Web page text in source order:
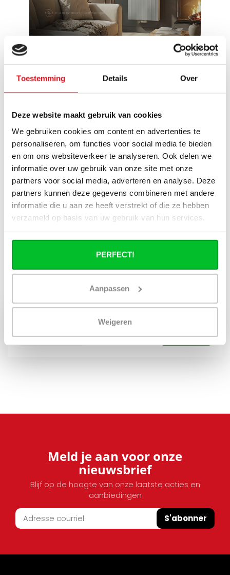
Toestemming Details Over
Deze website maakt gebruik van cookies
We gebruiken cookies om content en advertenties te
personaliseren, om functies voor social media te bieden
en om ons websiteverkeer te analyseren. Ook delen we
informatie over uw gebruik van onze site met onze
partners voor social media, adverteren en analyse. Deze
partners kunnen deze gegevens combineren met andere
informatie die u aan ze heeft verstrekt of die ze hebben
verzameld op basis van uw gebruik van hun services.
PERFECT!
Aanpassen
Weigeren
Reviews
2 évaluations
Schrijf een review
Joost Publié le 5 novembre 2024 at 12:42
Mooie kwaliteit voorplaat, stevig en eenvoudig te monteren.
Jorg Publié le 18 avril 2023 at 17:07
handig zo'n ding. ziet er netjes uit en past precies
votre région ?
Ne s'applique pas aux envois postaux !
Demande
Meld je aan voor onze
nieuwsbrief
Blijf op de hoogte van onze laatste acties en
aanbiedingen
S'abonner